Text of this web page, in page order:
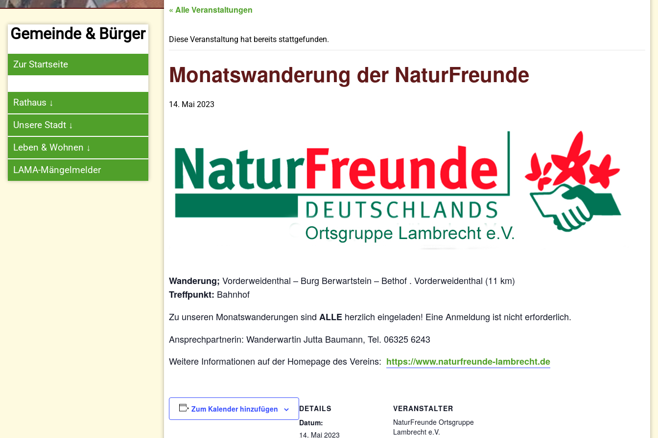
Gemeinde & Bürger
Zur Startseite
Rathaus ↓
Unsere Stadt ↓
Leben & Wohnen ↓
LAMA-Mängelmelder
« Alle Veranstaltungen
Diese Veranstaltung hat bereits stattgefunden.
Monatswanderung der NaturFreunde
14. Mai 2023
Wanderung; Vorderweidenthal – Burg Berwartstein – Bethof . Vorderweidenthal (11 km)
Treffpunkt: Bahnhof
Zu unseren Monatswanderungen sind ALLEherzlich eingeladen! Eine Anmeldung ist nicht erforderlich.
Ansprechpartnerin: Wanderwartin Jutta Baumann, Tel. 06325 6243
Weitere Informationen auf der Homepage des Vereins: https://www.naturfreunde-lambrecht.de
Zum Kalender hinzufügen
DETAILS
Datum:
14. Mai 2023
VERANSTALTER
NaturFreunde Ortsgruppe
Lambrecht e.V.